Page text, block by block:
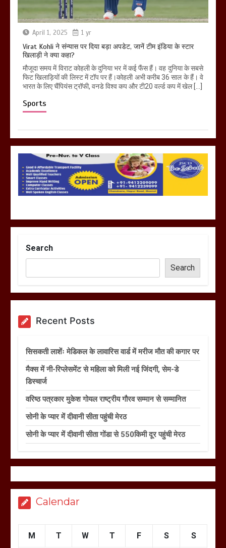
April 1, 2025 1 yr
Virat Kohli ने संन्यास पर दिया बड़ा अपडेट, जानें टीम इंडिया के स्टार
खिलाड़ी ने क्या कहा?
मौजूदा समय में विराट कोहली के दुनिया भर में कई फैंस हैं। वह दुनिया के सबसे
फिट खिलाड़ियों की लिस्ट में टॉप पर हैं।कोहली अभी करीब 36 साल के हैं। वे
भारत के लिए चैंपियंस ट्रॉफी, वनडे विश्व कप और टी20 वर्ल्ड कप में खेल […]
Sports
Search
Search
Recent Posts
सिसकती लाशेंः मेडिकल के लावारिस वार्ड में मरीज मौत की कगार पर
मैक्स में नी-रिप्लेसमेंट से महिला को मिली नई जिंदगी, सेम-डे
डिस्चार्ज
वरिष्ठ पत्रकार मुकेश गोयल राष्ट्रीय गौरव सम्मान से सम्मानित
सोनी के प्यार में दीवानी सीता पहुंची मेरठ
सोनी के प्यार में दीवानी सीता गोंडा से 550किमी दूर पहुंची मेरठ
Calendar
M T W T F S S